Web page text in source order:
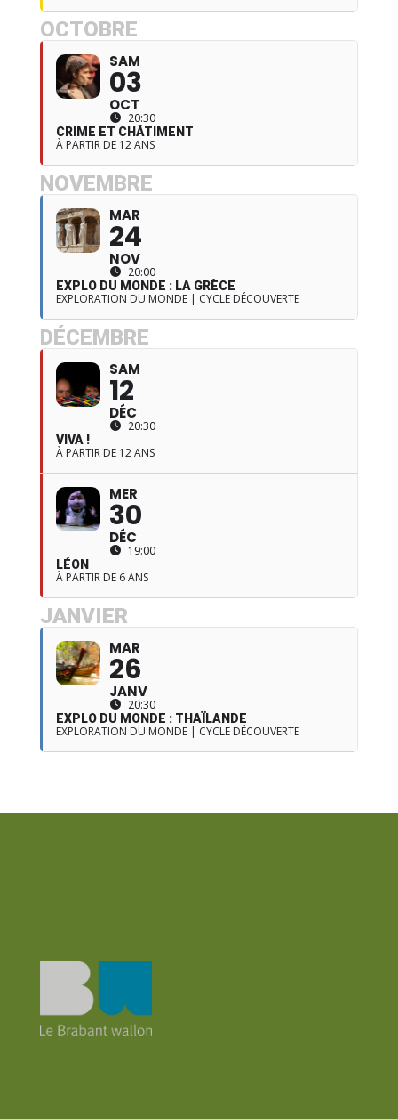
OCTOBRE
SAM
03
OCT
20:30
CRIME ET CHÂTIMENT
À PARTIR DE 12 ANS
NOVEMBRE
MAR
24
NOV
20:00
EXPLO DU MONDE : LA GRÈCE
EXPLORATION DU MONDE | CYCLE DÉCOUVERTE
DÉCEMBRE
SAM
12
DÉC
20:30
VIVA !
À PARTIR DE 12 ANS
MER
30
DÉC
19:00
LÉON
À PARTIR DE 6 ANS
JANVIER
MAR
26
JANV
20:30
EXPLO DU MONDE : THAÏLANDE
EXPLORATION DU MONDE | CYCLE DÉCOUVERTE